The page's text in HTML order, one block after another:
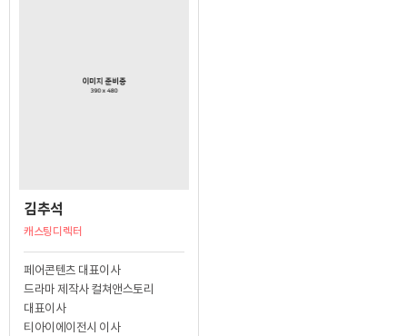
김추석
캐스팅디렉터
페어콘텐츠 대표이사
드라마 제작사 컬쳐앤스토리
대표이사
티아이에이전시 이사